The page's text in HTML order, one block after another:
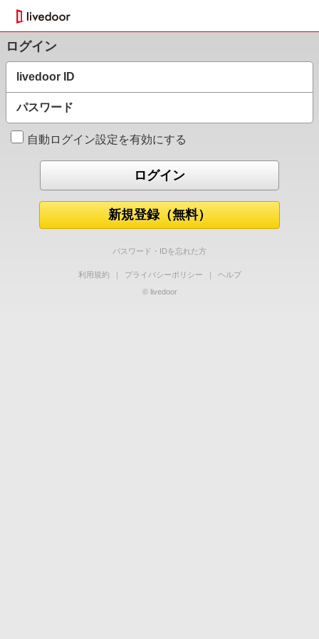
ログイン
livedoor ID
パスワード
自動ログイン設定を有効にする
新規登録（無料）
パスワード・IDを忘れた方
利用規約 ｜ プライバシーポリシー ｜
ヘルプ
© livedoor